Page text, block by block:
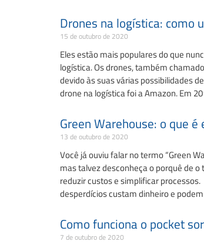
Drones na logística: como
15 de outubro de 2020
Eles estão mais populares do que
logística. Os drones, também
devido às suas várias possibilidades
drone na logística foi a Amazon. Em
Green Warehouse: o que
13 de outubro de 2020
Você já ouviu falar no termo “Green
mas talvez desconheça o porquê de
reduzir custos e simplificar
desperdícios custam dinheiro e
Como funciona o pocket
7 de outubro de 2020